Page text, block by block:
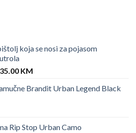
koja se nosi za pojasom
Original
35.00 KMCurrent
is:
Brandit Urban Legend Black
Rip Stop Urban Camo